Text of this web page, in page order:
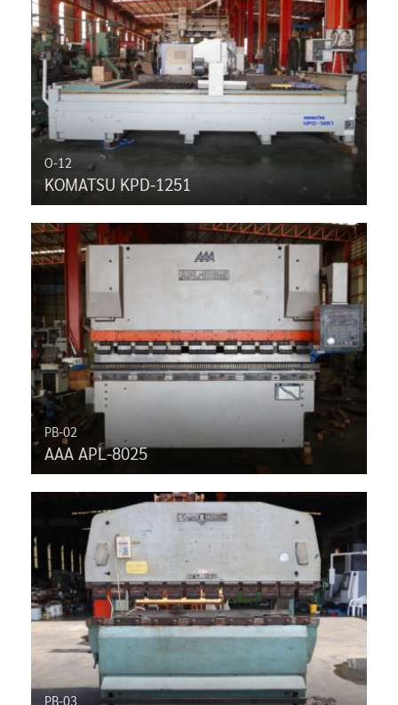
O-12
KOMATSU KPD-1251
PB-02
AAA APL-8025
PB-03